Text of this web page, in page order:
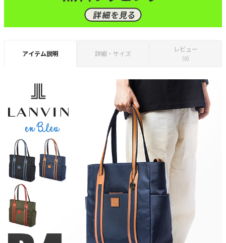
アイテム説明 詳細・サイズ
レビュー
（0）